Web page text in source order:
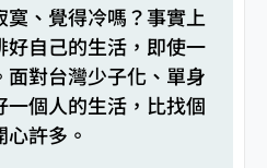
、覺得冷嗎？事實上
好自己的生活，即使一
對台灣少子化、單身
一個人的生活，比找個
許多。